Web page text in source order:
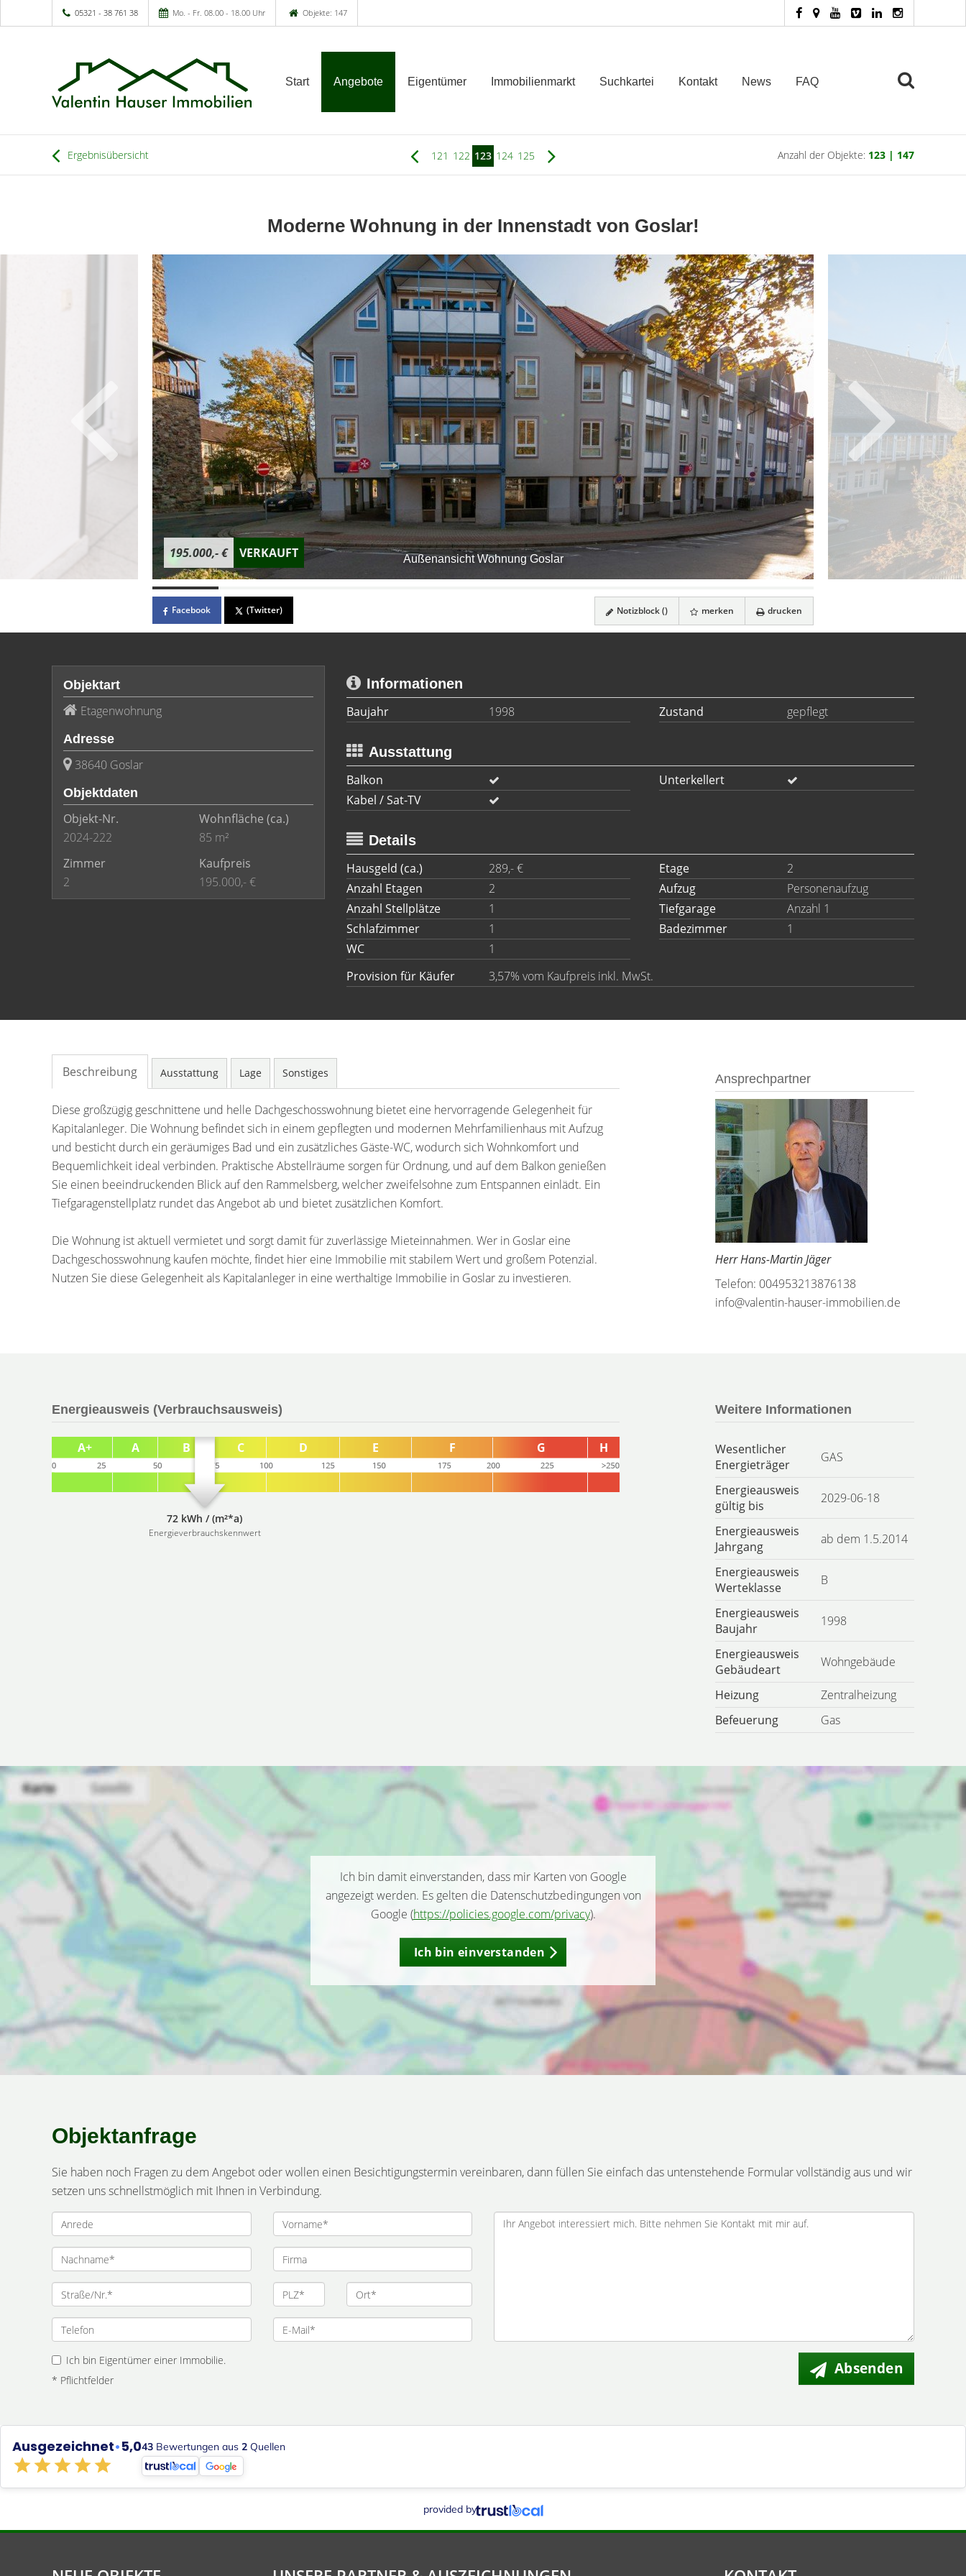
05321 - 38 761 38 Mo. - Fr. 08.00 - 18.00 Uhr Objekte: 147
Start Angebote Eigentümer Immobilienmarkt Suchkartei Kontakt News FAQ
Ergebnisübersicht 121 122 123 124 125 Anzahl der Objekte: 123 | 147
Moderne Wohnung in der Innenstadt von Goslar!
Außenansicht Wohnung Goslar
195.000,- € VERKAUFT
Facebook (Twitter) Notizblock () merken drucken
Objektart
Etagenwohnung
Adresse
38640 Goslar
Objektdaten
Objekt-Nr.
2024-222
Wohnfläche (ca.)
85 m²
Zimmer
2
Kaufpreis
195.000,- €
Informationen
Baujahr
1998 Zustand gepflegt
Ausstattung
Balkon
Unterkellert
Kabel / Sat-TV
Details
Hausgeld (ca.)
289,- € Etage
2
Anzahl Etagen
2 Aufzug
Personenaufzug
Anzahl Stellplätze
1 Tiefgarage
Anzahl 1
Schlafzimmer
1 Badezimmer
1
WC
1
Provision für Käufer
3,57% vom Kaufpreis inkl. MwSt.
Beschreibung Ausstattung Lage Sonstiges
Diese großzügig geschnittene und helle Dachgeschosswohnung bietet eine hervorragende Gelegenheit für
Kapitalanleger. Die Wohnung befindet sich in einem gepflegten und modernen Mehrfamilienhaus mit Aufzug
und besticht durch ein geräumiges Bad und ein zusätzliches Gäste-WC, wodurch sich Wohnkomfort und
Bequemlichkeit ideal verbinden. Praktische Abstellräume sorgen für Ordnung, und auf dem Balkon genießen
Sie einen beeindruckenden Blick auf den Rammelsberg, welcher zweifelsohne zum Entspannen einlädt. Ein
Tiefgaragenstellplatz rundet das Angebot ab und bietet zusätzlichen Komfort.
Die Wohnung ist aktuell vermietet und sorgt damit für zuverlässige Mieteinnahmen. Wer in Goslar eine
Dachgeschosswohnung kaufen möchte, findet hier eine Immobilie mit stabilem Wert und großem Potenzial.
Nutzen Sie diese Gelegenheit als Kapitalanleger in eine werthaltige Immobilie in Goslar zu investieren.
Ansprechpartner
Herr Hans-Martin Jäger
Telefon: 004953213876138
info@valentin-hauser-immobilien.de
Energieausweis (Verbrauchsausweis)
72 kWh / (m²*a)
Energieverbrauchskennwert
Weitere Informationen
Wesentlicher
Energieträger
GAS
Energieausweis
gültig bis
2029-06-18
Energieausweis
Jahrgang
ab dem 1.5.2014
Energieausweis
Werteklasse
B
Energieausweis
Baujahr
1998
Energieausweis
Gebäudeart
Wohngebäude
Heizung
Zentralheizung
Befeuerung
Gas
Ich bin damit einverstanden, dass mir Karten von Google
angezeigt werden. Es gelten die Datenschutzbedingungen von
Google (https://policies.google.com/privacy).
Ich bin einverstanden
Objektanfrage
Sie haben noch Fragen zu dem Angebot oder wollen einen Besichtigungstermin vereinbaren, dann füllen Sie einfach das untenstehende Formular vollständig aus und wir
setzen uns schnellstmöglich mit Ihnen in Verbindung.
Ich bin Eigentümer einer Immobilie.
* Pflichtfelder
Absenden
Ausgezeichnet•5,043 Bewertungen aus 2 Quellen
provided by